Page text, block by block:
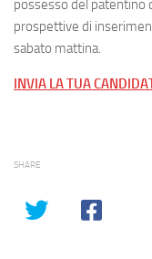
possesso del patentino
prospettive di
sabato mattina.
INVIA LA TUA
SHARE